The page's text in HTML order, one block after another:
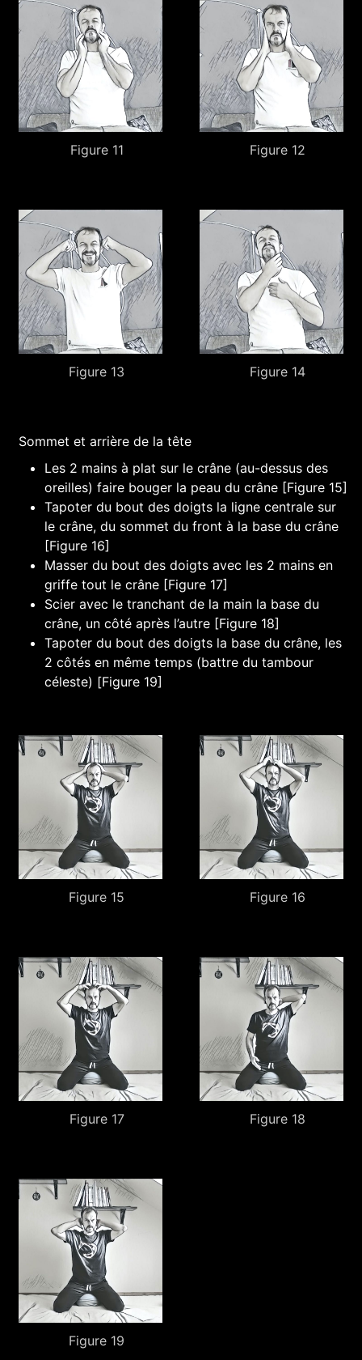
Figure 11 Figure 12
Figure 13 Figure 14
Sommet et arrière de la tête
Les 2 mains à plat sur le crâne (au-dessus des
oreilles) faire bouger la peau du crâne [Figure 15]
Tapoter du bout des doigts la ligne centrale sur
le crâne, du sommet du front à la base du crâne
[Figure 16]
Masser du bout des doigts avec les 2 mains en
griffe tout le crâne [Figure 17]
Scier avec le tranchant de la main la base du
crâne, un côté après l’autre [Figure 18]
Tapoter du bout des doigts la base du crâne, les
2 côtés en même temps (battre du tambour
céleste) [Figure 19]
Figure 15 Figure 16
Figure 17 Figure 18
Figure 19